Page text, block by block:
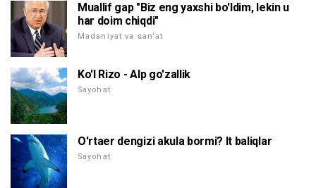
Muallif gap "Biz eng yaxshi bo'ldim, lekin u
har doim chiqdi"
Madaniyat va san'at
Ko'l Rizo - Alp go'zallik
Sayohat
O'rtaer dengizi akula bormi? It baliqlar
Sayohat